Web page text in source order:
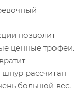
позволит
ценные трофеи.
рассчитан
большой вес.